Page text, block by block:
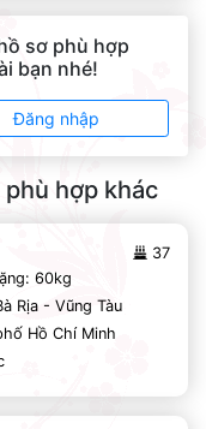
sơ phù hợp
bạn nhé!
Đăng nhập
hợp khác
37
60kg
Rịa - Vũng Tàu
Hồ Chí Minh